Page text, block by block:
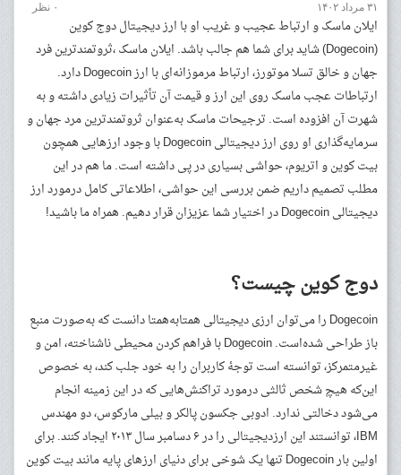
۳۱ مرداد ۱۴۰۲ ۰ نظر
ایلان ماسک و ارتباط عجیب و غریب او با ارز دیجیتال دوج کوین
(Dogecoin) شاید برای شما هم جالب باشد. ایلان ماسک ،ثروتمندترین فرد
جهان و خالق تسلا موتورز، ارتباط مرموزانه‌ای با ارز Dogecoin دارد.
ارتباطات عجب ماسک روی این ارز و قیمت آن تأثیرات زیادی داشته و به
شهرت آن افزوده است. ترجیحات ماسک به‌عنوان ثروتمندترین مرد جهان و
سرمایه‌گذاری او روی ارز دیجیتالی Dogecoin با وجود ارزهایی همچون
بیت کوین و اتریوم، حواشی بسیاری در پی داشته است. ما هم در این
مطلب تصمیم داریم ضمن بررسی این حواشی، اطلاعاتی کامل درمورد ارز
دیجیتالی Dogecoin در اختیار شما عزیزان قرار دهیم. همراه ما باشید!
دوج کوین چیست؟
Dogecoin را می‌توان ارزی دیجیتالی همتابه‌همتا دانست که به‌صورت منبع
باز طراحی شده‌است. Dogecoin با فراهم کردن محیطی ناشناخته، امن و
غیرمتمرکز، توانسته است توجهٔ کاربران را به خود جلب کند، به خصوص
این‌که هیچ شخص ثالثی درمورد تراکنش‌هایی که در این زمینه انجام
می‌شود دخالتی ندارد. ادوبی جکسون پالکر و بیلی مارکوس، دو مهندس
IBM، توانستند این ارزدیجیتالی را در ۶ دسامبر سال ۲۰۱۳ ایجاد کنند. برای
اولین بار Dogecoin تنها یک شوخی برای دنیای ارزهای پایه مانند بیت کوین